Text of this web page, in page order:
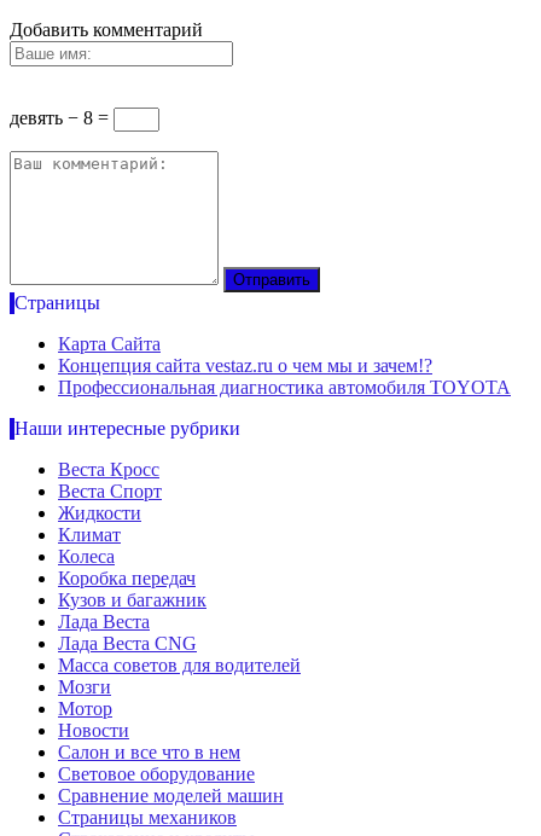
Добавить комментарий
девять − 8 =
Страницы
Карта Сайта
Концепция сайта vestaz.ru о чем мы и зачем!?
Профессиональная диагностика автомобиля TOYOTA
Наши интересные рубрики
Веста Кросс
Веста Спорт
Жидкости
Климат
Колеса
Коробка передач
Кузов и багажник
Лада Веста
Лада Веста CNG
Масса советов для водителей
Мозги
Мотор
Новости
Салон и все что в нем
Световое оборудование
Сравнение моделей машин
Страницы механиков